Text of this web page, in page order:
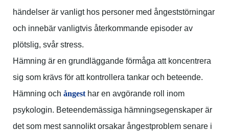
händelser är vanligt hos personer med ångeststörningar
och innebär vanligtvis återkommande episoder av
plötslig, svår stress.
Hämning är en grundläggande förmåga att koncentrera
sig som krävs för att kontrollera tankar och beteende.
Hämning och ångest har en avgörande roll inom
psykologin. Beteendemässiga hämningsegenskaper är
det som mest sannolikt orsakar ångestproblem senare i